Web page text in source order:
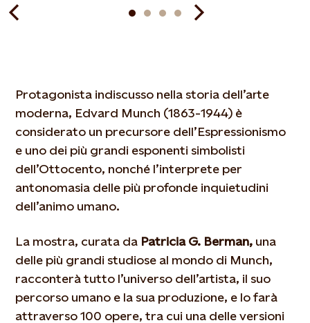
Protagonista indiscusso nella storia dell’arte
moderna, Edvard Munch (1863-1944) è
considerato un precursore dell’Espressionismo
e uno dei più grandi esponenti simbolisti
dell’Ottocento, nonché l’interprete per
antonomasia delle più profonde inquietudini
dell’animo umano.
La mostra, curata da Patricia G. Berman, una
delle più grandi studiose al mondo di Munch,
racconterà tutto l’universo dell’artista, il suo
percorso umano e la sua produzione, e lo farà
attraverso 100 opere, tra cui una delle versioni